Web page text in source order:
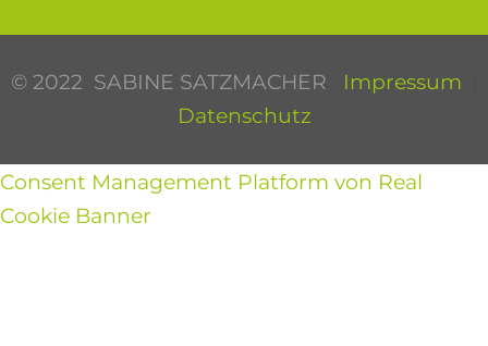
© 2022 SABINE SATZMACHER Impressum
Datenschutz
Consent Management Platform von Real
Cookie Banner